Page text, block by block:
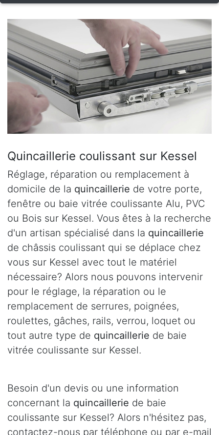
Quincaillerie coulissant sur Kessel
Réglage, réparation ou remplacement à
domicile de la quincaillerie de votre porte,
fenêtre ou baie vitrée coulissante Alu, PVC
ou Bois sur Kessel. Vous êtes à la recherche
d'un artisan spécialisé dans la quincaillerie
de châssis coulissant qui se déplace chez
vous sur Kessel avec tout le matériel
nécessaire? Alors nous pouvons intervenir
pour le réglage, la réparation ou le
remplacement de serrures, poignées,
roulettes, gâches, rails, verrou, loquet ou
tout autre type de quincaillerie de baie
vitrée coulissante sur Kessel.
Besoin d'un devis ou une information
concernant la quincaillerie de baie
coulissante sur Kessel? Alors n'hésitez pas,
contactez-nous par téléphone ou par e-mail